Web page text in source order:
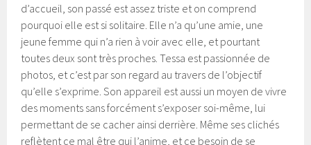
d’accueil, son passé est assez triste et on comprend
pourquoi elle est si solitaire. Elle n’a qu’une amie, une
jeune femme qui n’a rien à voir avec elle, et pourtant
toutes deux sont très proches. Tessa est passionnée de
photos, et c’est par son regard au travers de l’objectif
qu’elle s’exprime. Son appareil est aussi un moyen de vivre
des moments sans forcément s’exposer soi-même, lui
permettant de se cacher ainsi derrière. Même ses clichés
reflètent ce mal être qui l’anime, et ce besoin de se